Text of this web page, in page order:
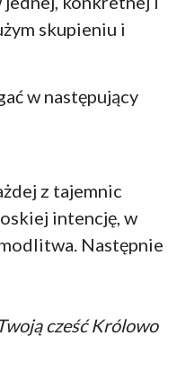
skupieniu i
w następujący
z tajemnic
intencję, w
Następnie
cześć Królowo